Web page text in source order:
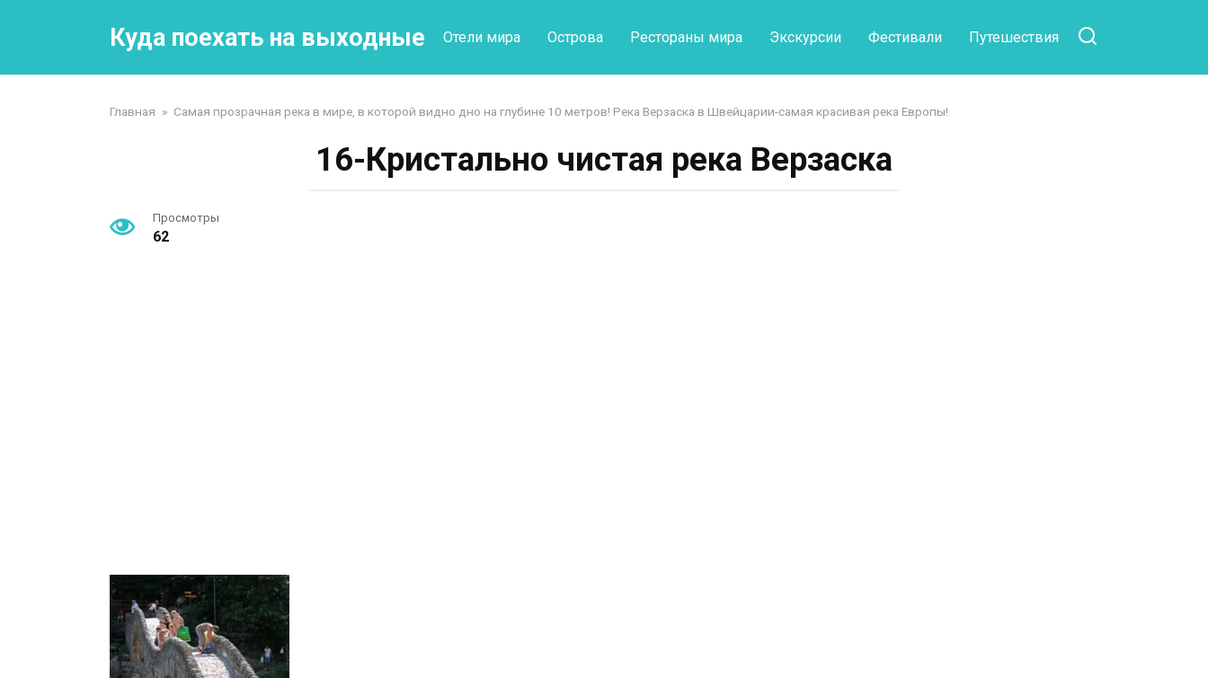
Куда поехать на выходные Отели мира Острова Рестораны мира Экскурсии Фестивали Путешествия
Главная » Самая прозрачная река в мире, в которой видно дно на глубине 10 метров! Река Верзаска в Швейцарии-самая красивая река Европы!
16-Кристально чистая река Верзаска
Просмотры
62